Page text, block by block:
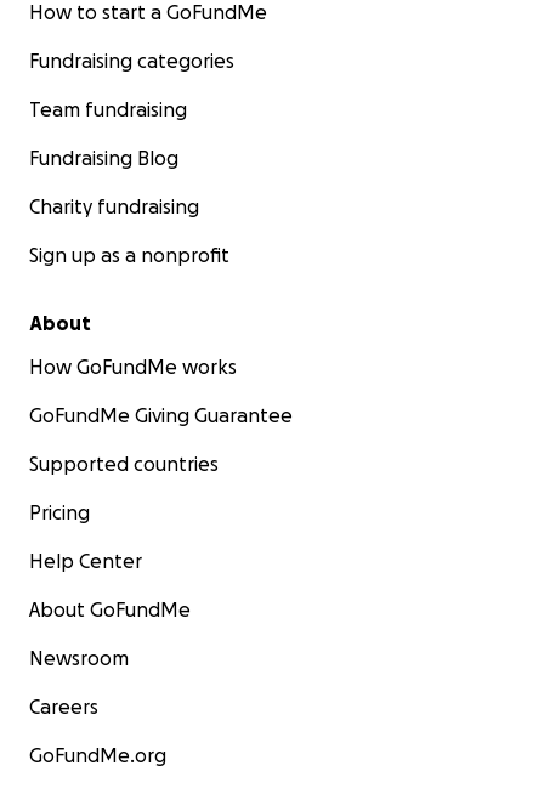
How to start a GoFundMe
Fundraising categories
Team fundraising
Fundraising Blog
Charity fundraising
Sign up as a nonprofit
About
How GoFundMe works
GoFundMe Giving Guarantee
Supported countries
Pricing
Help Center
About GoFundMe
Newsroom
Careers
GoFundMe.org